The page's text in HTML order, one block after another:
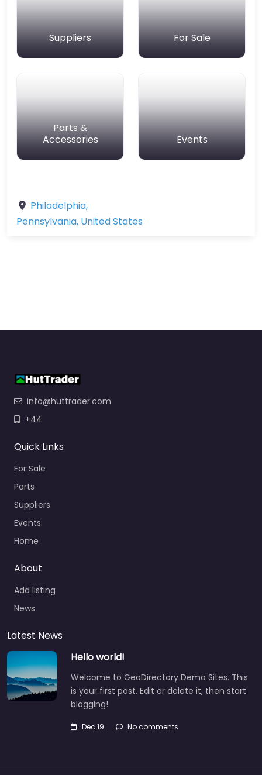
Suppliers For Sale
Parts &
Accessories
Events
Philadelphia,
Pennsylvania, United States
info@huttrader.com
+44
Quick Links
For Sale
Parts
Suppliers
Events
Home
About
Add listing
News
Latest News
Hello world!
Welcome to GeoDirectory Demo Sites. This
is your first post. Edit or delete it, then start
blogging!
Dec 19 No comments